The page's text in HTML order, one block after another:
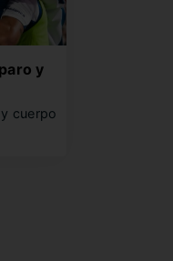
y
cuerpo